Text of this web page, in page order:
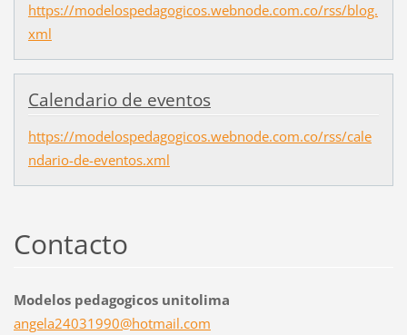
https://modelospedagogicos.webnode.com.co/rss/blog.
xml
Calendario de eventos
https://modelospedagogicos.webnode.com.co/rss/cale
ndario-de-eventos.xml
Contacto
Modelos pedagogicos unitolima
angela24031990@hotmail.com